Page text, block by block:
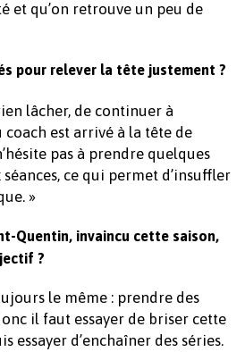
et qu’on retrouve un peu de
pour relever la tête justement ?
lâcher, de continuer à
est arrivé à la tête de
pas à prendre quelques
ce qui permet d’insuffler
»
Quentin, invaincu cette saison,
?
le même : prendre des
il faut essayer de briser cette
essayer d’enchaîner des séries.